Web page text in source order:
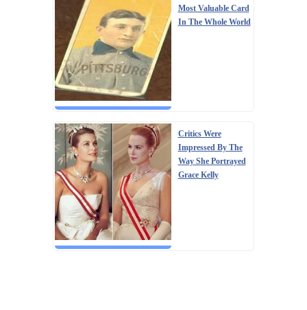
Most Valuable Card
In The Whole World
Critics Were
Impressed By The
Way She Portrayed
Grace Kelly